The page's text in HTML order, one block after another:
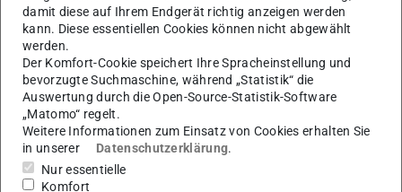
Muss ich Studiengebühren an der
Partneruniversität zahlen?
Die Universität, an der ich gern studieren
würde, besitzt keinen Vertrag mit der Fakultät
für Architektur – was kann ich tun?
Wann und warum beantrage ich ein
damit diese auf Ihrem Endgerät richtig anzeigen werden
kann. Diese essentiellen Cookies können nicht abgewählt
werden.
Der Komfort-Cookie speichert Ihre Spracheinstellung und
bevorzugte Suchmaschine, während „Statistik“ die
Auswertung durch die Open-Source-Statistik-Software
„Matomo“ regelt.
Weitere Informationen zum Einsatz von Cookies erhalten Sie
in unserer
Datenschutzerklärung.
Nur essentielle
Komfort